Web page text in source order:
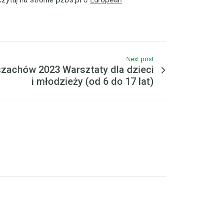
Next post
2023 Warsztaty dla dzieci
i młodzieży (od 6 do 17 lat)